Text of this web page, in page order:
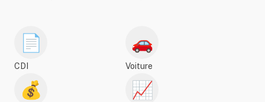
📄
CDI
🚗
Voiture
💰 📈